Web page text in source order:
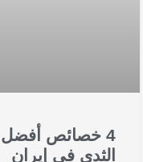
4 خصائص
الثدي في إيران